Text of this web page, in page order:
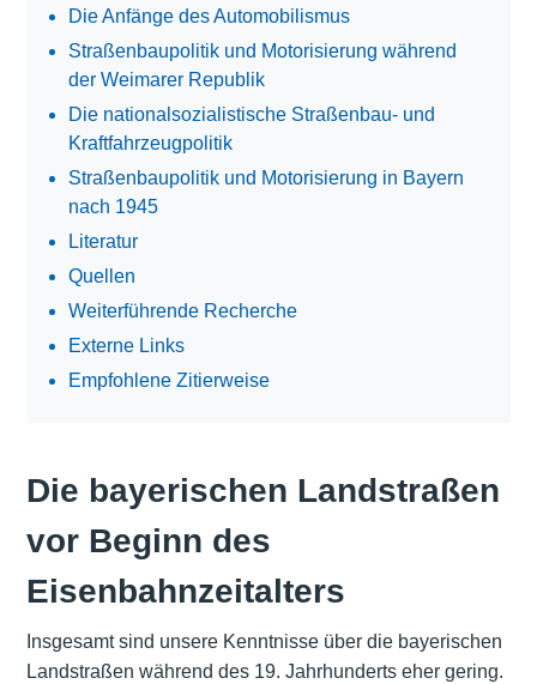
Die Anfänge des Automobilismus
Straßenbaupolitik und Motorisierung während
der Weimarer Republik
Die nationalsozialistische Straßenbau- und
Kraftfahrzeugpolitik
Straßenbaupolitik und Motorisierung in Bayern
nach 1945
Literatur
Quellen
Weiterführende Recherche
Externe Links
Empfohlene Zitierweise
Die bayerischen Landstraßen
vor Beginn des
Eisenbahnzeitalters
Insgesamt sind unsere Kenntnisse über die bayerischen
Landstraßen während des 19. Jahrhunderts eher gering.